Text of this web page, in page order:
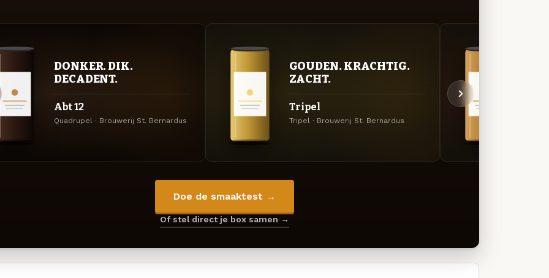
DONKER. DIK.
DECADENT.
Abt 12
Quadrupel · Brouwerij St. Bernardus
GOUDEN. KRACHTIG.
ZACHT.
Tripel
Tripel · Brouwerij St. Bernardus
Doe de smaaktest →
Of stel direct je box samen →